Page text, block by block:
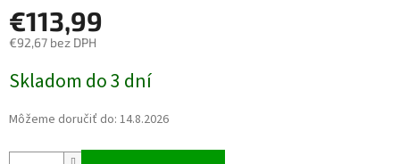
€113,99
€92,67 bez DPH
Skladom do 3 dní
Môžeme doručiť do: 14.8.2026